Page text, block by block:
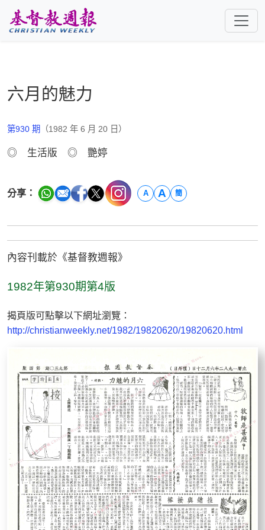
六月的魅力
第930 期 （1982 年 6 月 20 日）
◎ 生活版 ◎ 艷婷
分享： A A 簡
內容刊載於《基督教週報》
1982年第930期第4版
揭頁版可點擊以下網址瀏覽：
http://christianweekly.net/1982/19820620/19820620.html